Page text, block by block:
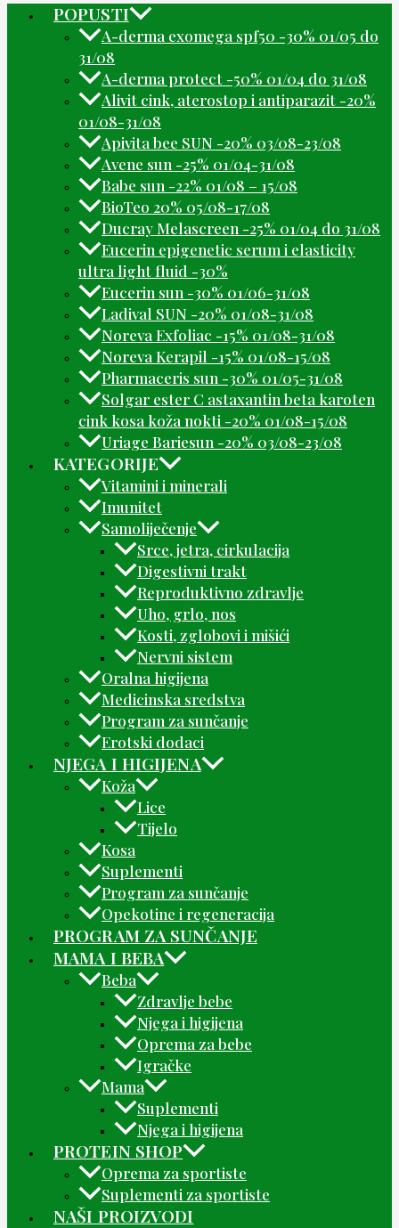
POPUSTI
A-derma exomega spf50 -30% 01/05 do
31/08
A-derma protect -50% 01/04 do 31/08
Alivit cink, aterostop i antiparazit -20%
01/08-31/08
Apivita bee SUN -20% 03/08-23/08
Avene sun -25% 01/04-31/08
Babe sun -22% 01/08 – 15/08
BioTeo 20% 05/08-17/08
Ducray Melascreen -25% 01/04 do 31/08
Eucerin epigenetic serum i elasticity
ultra light fluid -30%
Eucerin sun -30% 01/06-31/08
Ladival SUN -20% 01/08-31/08
Noreva Exfoliac -15% 01/08-31/08
Noreva Kerapil -15% 01/08-15/08
Pharmaceris sun -30% 01/05-31/08
Solgar ester C astaxantin beta karoten
cink kosa koža nokti -20% 01/08-15/08
Uriage Bariesun -20% 03/08-23/08
KATEGORIJE
Vitamini i minerali
Imunitet
Samoliječenje
Srce, jetra, cirkulacija
Digestivni trakt
Reproduktivno zdravlje
Uho, grlo, nos
Kosti, zglobovi i mišići
Nervni sistem
Oralna higijena
Medicinska sredstva
Program za sunčanje
Erotski dodaci
NJEGA I HIGIJENA
Koža
Lice
Tijelo
Kosa
Suplementi
Program za sunčanje
Opekotine i regeneracija
PROGRAM ZA SUNČANJE
MAMA I BEBA
Beba
Zdravlje bebe
Njega i higijena
Oprema za bebe
Igračke
Mama
Suplementi
Njega i higijena
PROTEIN SHOP
Oprema za sportiste
Suplementi za sportiste
NAŠI PROIZVODI